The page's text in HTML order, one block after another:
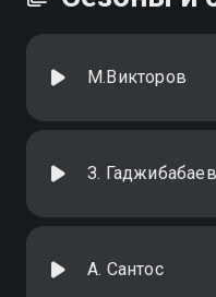
М.Викторов
З. Гаджибабаев
А. Сантос